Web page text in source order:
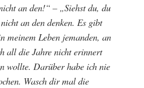
an den!“ – „Siehst du, du
an den denken. Es gibt
meinem Leben jemanden, an
all die Jahre nicht erinnert
wollte. Darüber habe ich nie
Wasch dir mal die